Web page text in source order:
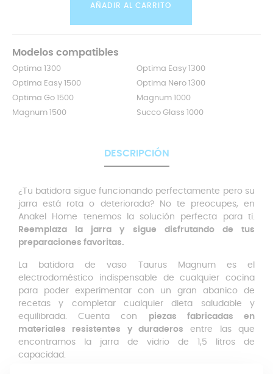
AÑADIR AL CARRITO
Modelos compatibles
Optima 1300
Optima Easy 1300
Optima Easy 1500
Optima Nero 1300
Optima Go 1500
Magnum 1000
Magnum 1500
Succo Glass 1000
DESCRIPCIÓN
¿Tu batidora sigue funcionando perfectamente pero su
jarra está rota o deteriorada? No te preocupes, en
Anakel Home tenemos la solución perfecta para ti.
Reemplaza la jarra y sigue disfrutando de tus
preparaciones favoritas.
La batidora de vaso Taurus Magnum es el
electrodoméstico indispensable de cualquier cocina
para poder experimentar con un gran abanico de
recetas y completar cualquier dieta saludable y
equilibrada. Cuenta con piezas fabricadas en
materiales resistentes y duraderos entre las que
encontramos la jarra de vidrio de 1,5 litros de
capacidad.